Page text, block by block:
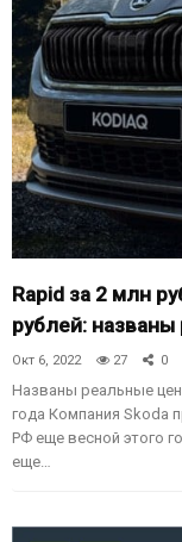
Rapid за 2 млн
рублей:
Окт 6, 2022 27 0
Названы реальные
года Компания Skoda
РФ еще весной этого
еще…